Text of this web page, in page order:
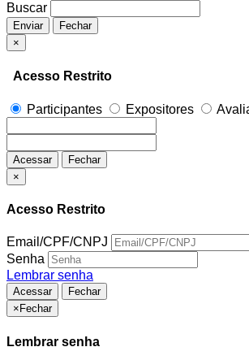
Buscar
Enviar
Fechar
×
Acesso Restrito
Participantes Expositores
Acessar
Fechar
×
Acesso Restrito
Email/CPF/CNPJ
Senha
Lembrar senha
Acessar
Fechar
× Fechar
Lembrar senha